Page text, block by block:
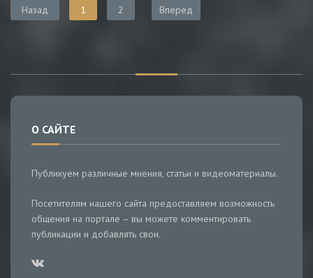
Назад 1 2 Вперед
О САЙТЕ
Публикуем различные мнения, статьи и видеоматериалы.
Посетителям нашего сайта предоставляем возможность
общения на портале – вы можете комментировать
публикации и добавлять свои.